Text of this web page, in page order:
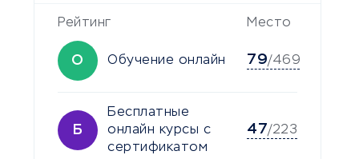
Рейтинг Место
О Обучение онлайн 79/469
Б
Бесплатные
онлайн курсы с
сертификатом
47/223